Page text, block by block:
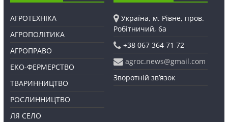
АГРОТЕХНІКА
АГРОПОЛІТИКА
АГРОПРАВО
ЕКО-ФЕРМЕРСТВО
ТВАРИННИЦТВО
РОСЛИННИЦТВО
ЛЯ СЕЛО
Україна, м. Рівне, пров.
Робітничий, 6а
+38 067 364 71 72
agroc.news@gmail.com
Зворотній зв’язок